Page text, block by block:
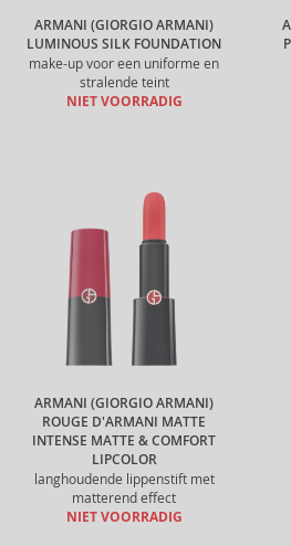
ARMANI (GIORGIO ARMANI)
LUMINOUS SILK FOUNDATION
make-up voor een uniforme en
stralende teint
NIET VOORRADIG
ARMANI (GIORGIO ARMANI)
ROUGE D'ARMANI MATTE
INTENSE MATTE & COMFORT
LIPCOLOR
langhoudende lippenstift met
matterend effect
NIET VOORRADIG